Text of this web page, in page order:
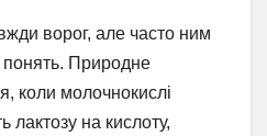
ворог, але часто ним
понять. Природне
коли молочнокислі
лактозу на кислоту,